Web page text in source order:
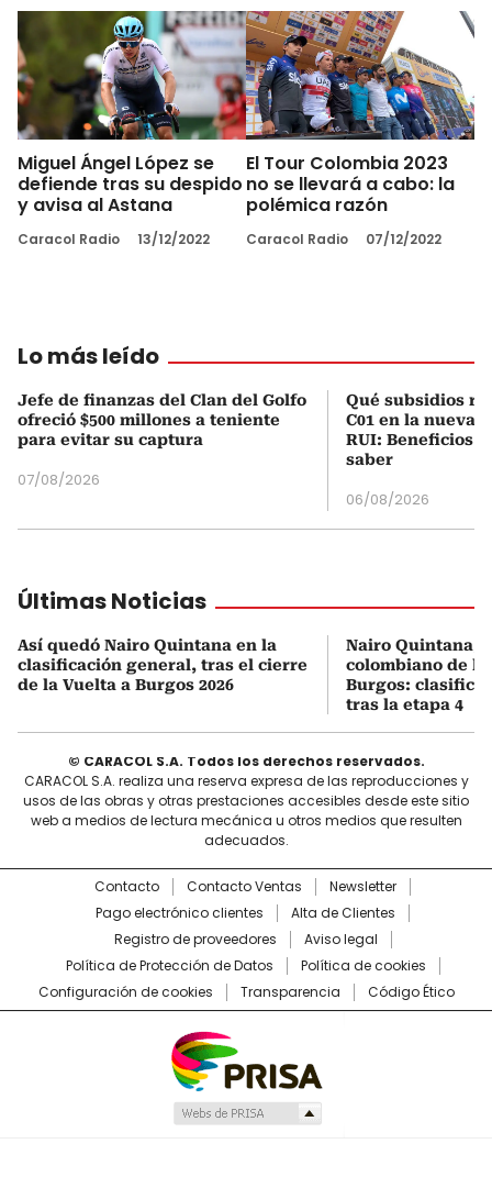
Miguel Ángel López se
defiende tras su despido
y avisa al Astana
Caracol Radio 13/12/2022
El Tour Colombia 2023
no se llevará a cabo: la
polémica razón
Caracol Radio 07/12/2022
Lo más leído
Jefe de finanzas del Clan del Golfo
ofreció $500 millones a teniente
para evitar su captura
07/08/2026
Qué subsidios
C01 en la nueva
RUI: Beneficios
saber
06/08/2026
Últimas Noticias
Así quedó Nairo Quintana en la
clasificación general, tras el cierre
de la Vuelta a Burgos 2026
Nairo Quintana,
colombiano de la
Burgos:
tras la etapa 4
© CARACOL S.A. Todos los derechos reservados.
CARACOL S.A. realiza una reserva expresa de las reproducciones y
usos de las obras y otras prestaciones accesibles desde este sitio
web a medios de lectura mecánica u otros medios que resulten
adecuados.
Contacto Contacto Ventas
Newsletter
Pago electrónico clientes
Alta de Clientes
Registro de proveedores
Aviso legal
Política de Protección de Datos
Política de cookies
Configuración de cookies
Transparencia Código Ético